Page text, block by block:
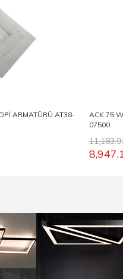
ARMATÜRÜ AT38-
ACK 75
07500